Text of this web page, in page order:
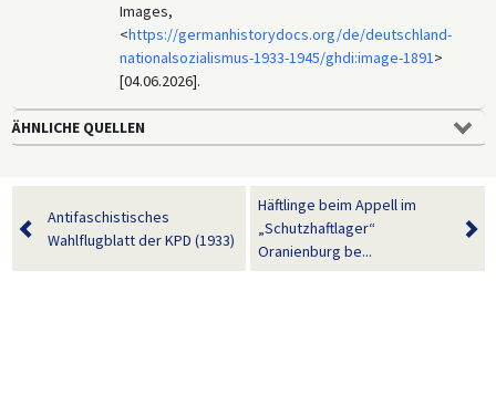
Images,
<https://germanhistorydocs.org/de/deutschland-
nationalsozialismus-1933-1945/ghdi:image-1891>
[04.06.2026].
ÄHNLICHE QUELLEN
Antifaschistisches
Wahlflugblatt der KPD (1933)
Häftlinge beim Appell im
„Schutzhaftlager“
Oranienburg be...